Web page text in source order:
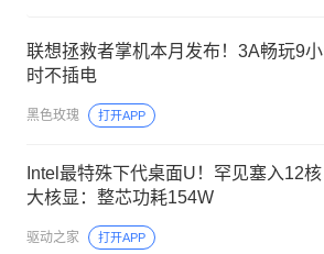
联想拯救者掌机本月发布！3A畅玩9小
时不插电
黑色玫瑰 打开APP
Intel最特殊下代桌面U！罕见塞入12核
大核显：整芯功耗154W
驱动之家 打开APP